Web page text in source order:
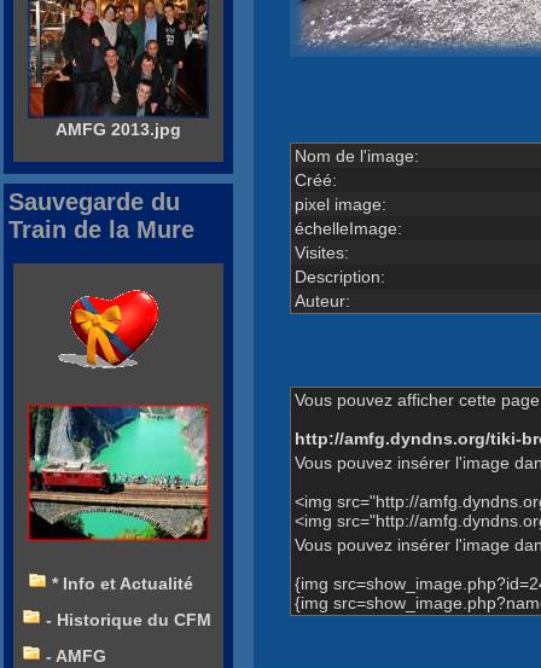
Nom de l'image:
Créé:
pixel image:
échelleImage:
Visites:
Description:
Auteur:
Vous pouvez afficher cette
http://amfg.dyndns.org/tiki-
Vous pouvez insérer l'image
<img src="http://
<img src="http://
Vous pouvez insérer l'image
{img
{img
AMFG 2013.jpg
Sauvegarde du
Train de la Mure
* Info et Actualité
- Historique du CFM
- AMFG